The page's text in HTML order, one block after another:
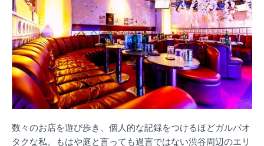
数々のお店を遊び歩き、個人的な記録をつけるほどガルバオ
タクな私。もはや庭と言っても過言ではない渋谷周辺のエリ